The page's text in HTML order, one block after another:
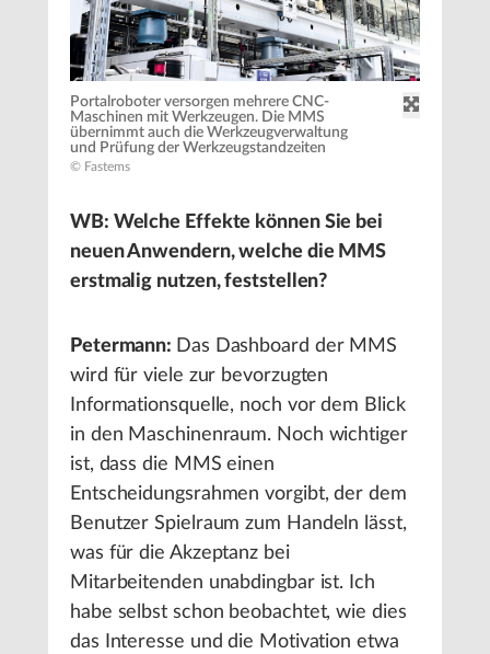
Portalroboter versorgen mehrere CNC-
Maschinen mit Werkzeugen. Die MMS
übernimmt auch die Werkzeugverwaltung
und Prüfung der Werkzeugstandzeiten
© Fastems
WB: Welche Effekte können Sie bei
neuen Anwendern, welche die MMS
erstmalig nutzen, feststellen?
Petermann: Das Dashboard der MMS
wird für viele zur bevorzugten
Informationsquelle, noch vor dem Blick
in den Maschinenraum. Noch wichtiger
ist, dass die MMS einen
Entscheidungsrahmen vorgibt, der dem
Benutzer Spielraum zum Handeln lässt,
was für die Akzeptanz bei
Mitarbeitenden unabdingbar ist. Ich
habe selbst schon beobachtet, wie dies
das Interesse und die Motivation etwa